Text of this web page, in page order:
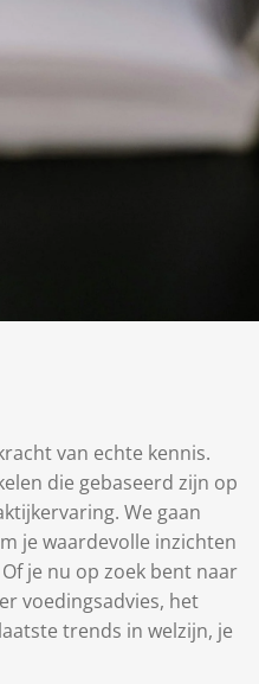
van echte kennis.
die gebaseerd zijn op
We gaan
je waardevolle inzichten
je nu op zoek bent naar
voedingsadvies, het
trends in welzijn, je